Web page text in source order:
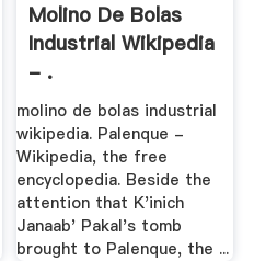
Molino De Bolas
Industrial Wikipedia
- .
molino de bolas industrial
wikipedia. Palenque -
Wikipedia, the free
encyclopedia. Beside the
attention that K'inich
Janaab' Pakal's tomb
brought to Palenque, the ...